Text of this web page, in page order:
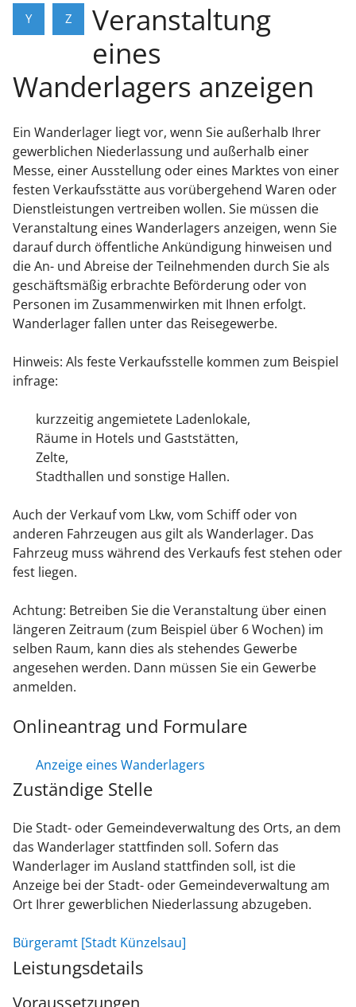
Y Z
Veranstaltung
eines
Wanderlagers anzeigen
Ein Wanderlager liegt vor, wenn Sie außerhalb Ihrer
gewerblichen Niederlassung und außerhalb einer
Messe, einer Ausstellung oder eines Marktes von einer
festen Verkaufsstätte aus vorübergehend Waren oder
Dienstleistungen vertreiben wollen. Sie müssen die
Veranstaltung eines Wanderlagers anzeigen, wenn Sie
darauf durch öffentliche Ankündigung hinweisen und
die An- und Abreise der Teilnehmenden durch Sie als
geschäftsmäßig erbrachte Beförderung oder von
Personen im Zusammenwirken mit Ihnen erfolgt.
Wanderlager fallen unter das Reisegewerbe.
Hinweis: Als feste Verkaufsstelle kommen zum Beispiel
infrage:
kurzzeitig angemietete Ladenlokale,
Räume in Hotels und Gaststätten,
Zelte,
Stadthallen und sonstige Hallen.
Auch der Verkauf vom Lkw, vom Schiff oder von
anderen Fahrzeugen aus gilt als Wanderlager. Das
Fahrzeug muss während des Verkaufs fest stehen oder
fest liegen.
Achtung: Betreiben Sie die Veranstaltung über einen
längeren Zeitraum (zum Beispiel über 6 Wochen) im
selben Raum, kann dies als stehendes Gewerbe
angesehen werden. Dann müssen Sie ein Gewerbe
anmelden.
Onlineantrag und Formulare
Anzeige eines Wanderlagers
Zuständige Stelle
Die Stadt- oder Gemeindeverwaltung des Orts, an dem
das Wanderlager stattfinden soll. Sofern das
Wanderlager im Ausland stattfinden soll, ist die
Anzeige bei der Stadt- oder Gemeindeverwaltung am
Ort Ihrer gewerblichen Niederlassung abzugeben.
Bürgeramt [Stadt Künzelsau]
Leistungsdetails
Voraussetzungen